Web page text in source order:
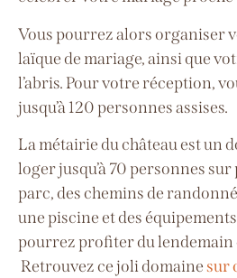
Vous pourrez alors organiser
laïque de mariage, ainsi que
l’abris. Pour votre réception,
jusqu’à 120 personnes assises.
La métairie du château est un
loger jusqu’à 70 personnes sur
parc, des chemins de
une piscine et des
pourrez profiter du lendemain
Retrouvez ce joli domainesur